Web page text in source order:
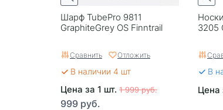
Шарф TubePro 9811
GraphiteGrey OS Finntrail
Сравнить Отложить
В наличии 4 шт
Цена за 1 шт. 1 999 руб.
999 руб.
3205
В
Цена